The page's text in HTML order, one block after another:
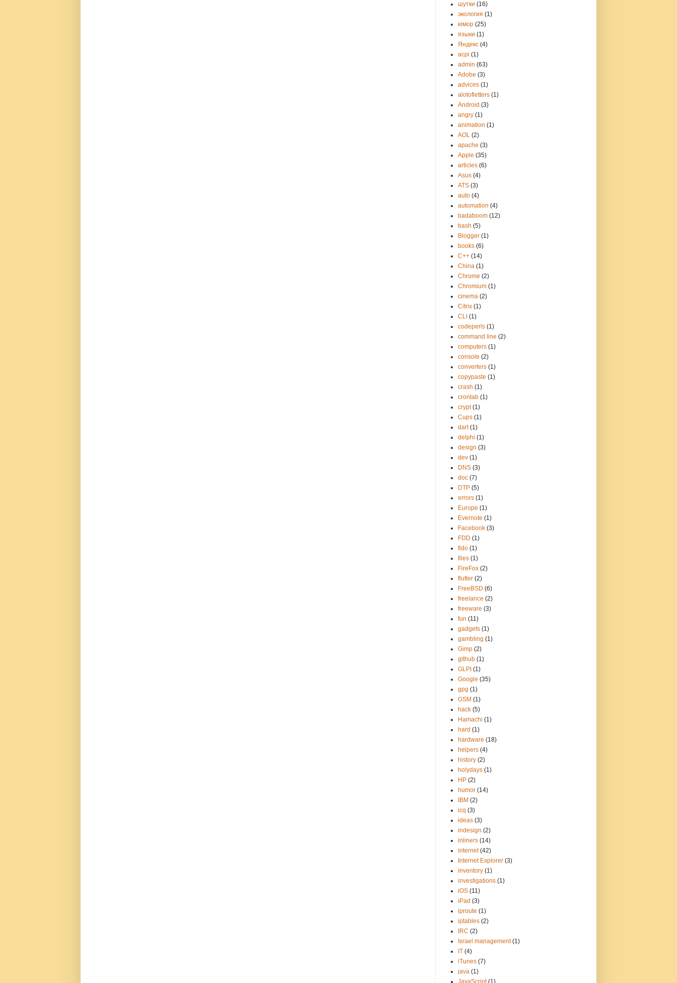
шутки (16)
экология (1)
юмор (25)
языки (1)
Яндекс (4)
acpi (1)
admin (63)
Adobe (3)
advices (1)
alotofletters (1)
Android (3)
angry (1)
animation (1)
AOL (2)
apache (3)
Apple (35)
articles (6)
Asus (4)
ATS (3)
auto (4)
automation (4)
badaboom (12)
bash (5)
Blogger (1)
books (6)
C++ (14)
China (1)
Chrome (2)
Chromium (1)
cinema (2)
Citrix (1)
CLI (1)
codeperls (1)
command line (2)
computers (1)
console (2)
converters (1)
copypaste (1)
crash (1)
crontab (1)
crypt (1)
Cups (1)
dart (1)
delphi (1)
design (3)
dev (1)
DNS (3)
doc (7)
DTP (5)
errors (1)
Europe (1)
Evernote (1)
Facebook (3)
FDD (1)
fido (1)
files (1)
FireFox (2)
flutter (2)
FreeBSD (6)
freelance (2)
freeware (3)
fun (11)
gadgets (1)
gambling (1)
Gimp (2)
github (1)
GLPI (1)
Google (35)
gpg (1)
GSM (1)
hack (5)
Hamachi (1)
hard (1)
hardware (18)
helpers (4)
history (2)
holydays (1)
HP (2)
humor (14)
IBM (2)
icq (3)
ideas (3)
indesign (2)
inliners (14)
internet (42)
Internet Explorer (3)
inventory (1)
investigations (1)
iOS (11)
iPad (3)
iproute (1)
iptables (2)
IRC (2)
Israel management (1)
IT (4)
iTunes (7)
java (1)
JavaScript (1)